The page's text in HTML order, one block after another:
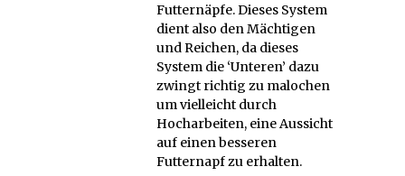
Futternäpfe. Dieses System
dient also den Mächtigen
und Reichen, da dieses
System die ‘Unteren’ dazu
zwingt richtig zu malochen
um vielleicht durch
Hocharbeiten, eine Aussicht
auf einen besseren
Futternapf zu erhalten.